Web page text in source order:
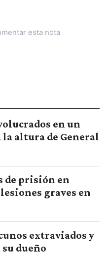
esta nota
en un
la altura de General
de prisión en
graves en
extraviados y
dueño